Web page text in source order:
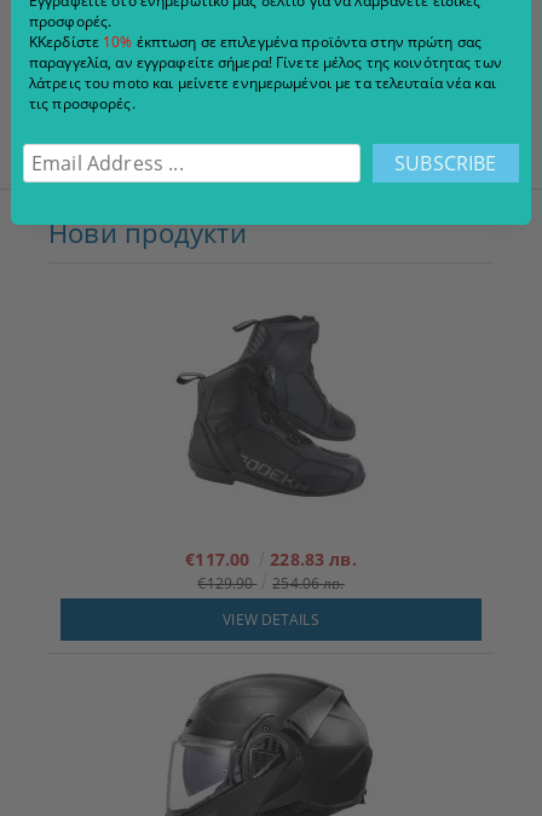
επιλογή για μοτοσικλετιστές που αναζητούνένα
ελαφρύ, προστατευτικό και κομψό υφασμάτινο
μπουφάν μοτοσικλέταςγια καθημερινή οδήγηση.
Нови продукти
€117.00 228.83 лв.
€129.90
254.06 лв.
VIEW DETAILS
προσφορές.
ΚΚερδίστε 10% έκπτωση σε επιλεγμένα προϊόντα στην πρώτη σας
παραγγελία, αν εγγραφείτε σήμερα! Γίνετε μέλος της κοινότητας των
λάτρεις του moto και μείνετε ενημερωμένοι με τα τελευταία νέα και
τις προσφορές.